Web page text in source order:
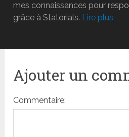
mes connaissances pour
grâce à Statorials. Lire plus
Ajouter un
Commentaire: